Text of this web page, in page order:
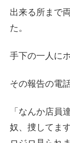
出来る所まで
た。
手下の一人に
その報告の電
「なんか店員
奴、捜してま